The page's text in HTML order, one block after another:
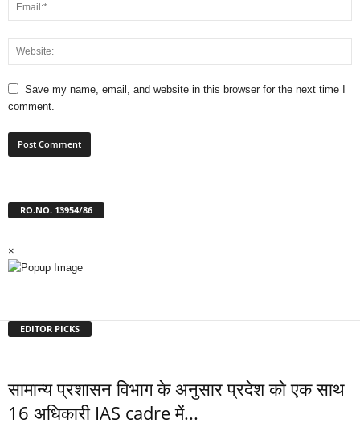
Save my name, email, and website in this browser for the next time I
comment.
RO.NO. 13954/86
×
EDITOR PICKS
सामान्य प्रशासन विभाग के अनुसार प्रदेश को एक साथ
16 अधिकारी IAS cadre में...